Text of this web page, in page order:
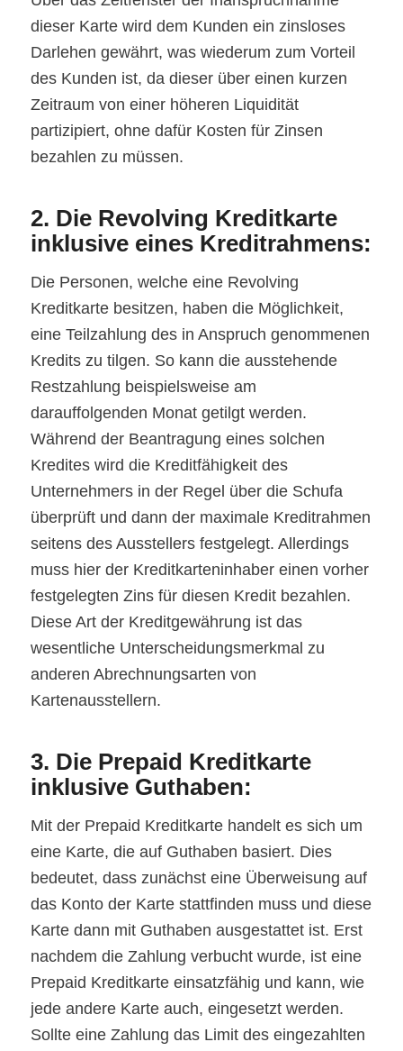
dieser Karte wird dem Kunden ein zinsloses
Darlehen gewährt, was wiederum zum Vorteil
des Kunden ist, da dieser über einen kurzen
Zeitraum von einer höheren Liquidität
partizipiert, ohne dafür Kosten für Zinsen
bezahlen zu müssen.
2. Die Revolving Kreditkarte
inklusive eines Kreditrahmens:
Die Personen, welche eine Revolving
Kreditkarte besitzen, haben die Möglichkeit,
eine Teilzahlung des in Anspruch genommenen
Kredits zu tilgen. So kann die ausstehende
Restzahlung beispielsweise am
darauffolgenden Monat getilgt werden.
Während der Beantragung eines solchen
Kredites wird die Kreditfähigkeit des
Unternehmers in der Regel über die Schufa
überprüft und dann der maximale Kreditrahmen
seitens des Ausstellers festgelegt. Allerdings
muss hier der Kreditkarteninhaber einen vorher
festgelegten Zins für diesen Kredit bezahlen.
Diese Art der Kreditgewährung ist das
wesentliche Unterscheidungsmerkmal zu
anderen Abrechnungsarten von
Kartenausstellern.
3. Die Prepaid Kreditkarte
inklusive Guthaben:
Mit der Prepaid Kreditkarte handelt es sich um
eine Karte, die auf Guthaben basiert. Dies
bedeutet, dass zunächst eine Überweisung auf
das Konto der Karte stattfinden muss und diese
Karte dann mit Guthaben ausgestattet ist. Erst
nachdem die Zahlung verbucht wurde, ist eine
Prepaid Kreditkarte einsatzfähig und kann, wie
jede andere Karte auch, eingesetzt werden.
Sollte eine Zahlung das Limit des eingezahlten